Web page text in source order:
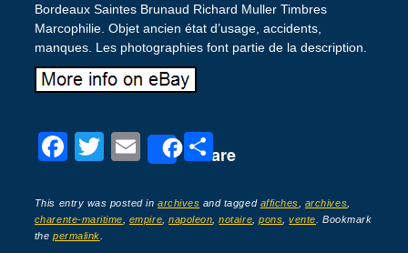
Bordeaux Saintes Brunaud Richard Muller Timbres
Marcophilie. Objet ancien état d’usage, accidents,
manques. Les photographies font partie de la description.
F
c
e
T
tt
er
E
ail
Share
P
ta
g
This entry was posted inarchives and tagged affiches archives
charente-maritime
empire ,napoleon ,notaire ,pons ,vente . Bookmark
thepermalink